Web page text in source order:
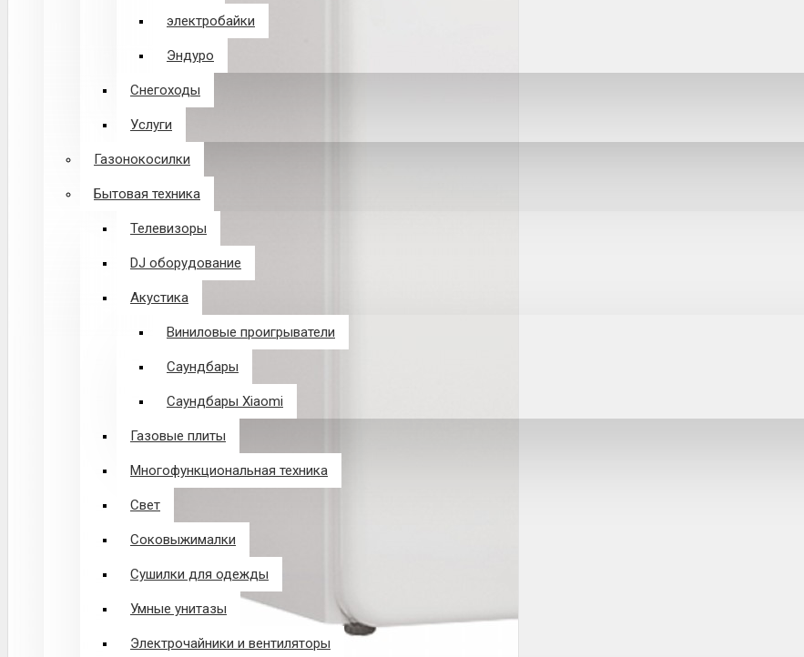
электробайки
Эндуро
Снегоходы
Услуги
Газонокосилки
Бытовая техника
Телевизоры
DJ оборудование
Акустика
Виниловые проигрыватели
Саундбары
Саундбары Xiaomi
Газовые плиты
Многофункциональная техника
Свет
Соковыжималки
Сушилки для одежды
Умные унитазы
Электрочайники и вентиляторы